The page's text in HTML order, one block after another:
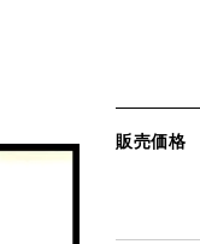
販売価格